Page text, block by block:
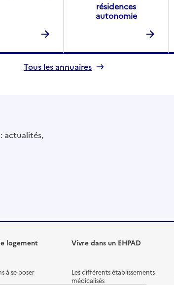
résidences
autonomie
Tous les annuaires
actualités,
logement
à se poser
Vivre dans un EHPAD
Les différents établissements
médicalisés